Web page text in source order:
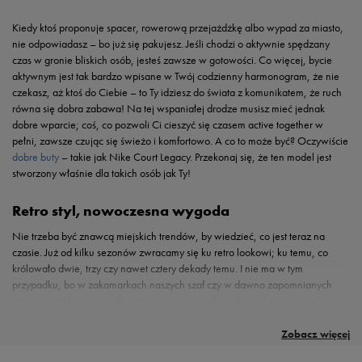
Zobacz więcej
Kiedy ktoś proponuje spacer, rowerową przejażdżkę albo wypad za miasto,
nie odpowiadasz – bo już się pakujesz. Jeśli chodzi o aktywnie spędzany
czas w gronie bliskich osób, jesteś zawsze w gotowości. Co więcej, bycie
aktywnym jest tak bardzo wpisane w Twój codzienny harmonogram, że nie
czekasz, aż ktoś do Ciebie – to Ty idziesz do świata z komunikatem, że ruch
równa się dobra zabawa! Na tej wspaniałej drodze musisz mieć jednak
dobre wparcie; coś, co pozwoli Ci cieszyć się czasem active together w
pełni, zawsze czując się świeżo i komfortowo. A co to może być? Oczywiście
dobre buty – takie jak Nike Court Legacy. Przekonaj się, że ten model jest
stworzony właśnie dla takich osób jak Ty!
Retro styl, nowoczesna wygoda
Nie trzeba być znawcą miejskich trendów, by wiedzieć, co jest teraz na
czasie. Już od kilku sezonów zwracamy się ku retro lookowi; ku temu, co
królowało dwie, trzy czy nawet cztery dekady temu. I nie ma w tym
przypadku, bo w zakamarkach naszych szaf czy w dawno zapomnianych
– przekonanie, że sport to doskonała zabawa, a czas spędzony aktywnie w
uwagę na te buty? My już znamy odpowiedź i z przyjemnością zdradzimy ten